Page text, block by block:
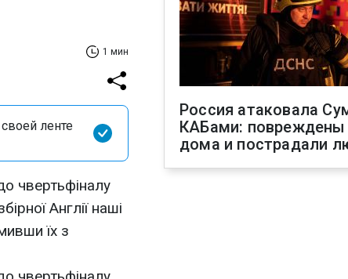
1 мин
ленте
чвертьфіналу
Англії наші
їх з
Россия атаковала
КАБами:
дома и пострадали